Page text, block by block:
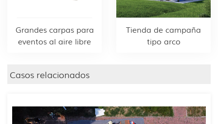
Grandes carpas para
eventos al aire libre
Tienda de campaña
tipo arco
Casos relacionados